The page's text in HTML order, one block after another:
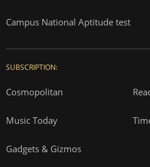
Campus National Aptitude test
SUBSCRIPTION:
Cosmopolitan
Music Today
Gadgets & Gizmos